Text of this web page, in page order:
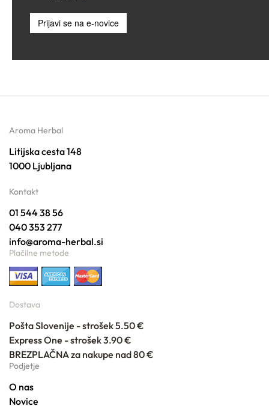
Prijavi se na e-novice
Aroma Herbal
Litijska cesta 148
1000 Ljubljana
Kontakt
01 544 38 56
040 353 277
info@aroma-herbal.si
Plačilne metode
Dostava
Pošta Slovenije - strošek 5.50 €
Express One - strošek 3.90 €
BREZPLAČNA za nakupe nad 80 €
Podjetje
O nas
Novice